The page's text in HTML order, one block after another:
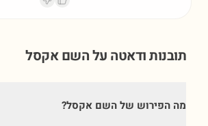
תובנות ודאטה על השםאקסל
מה הפירוש של השם אקסל?